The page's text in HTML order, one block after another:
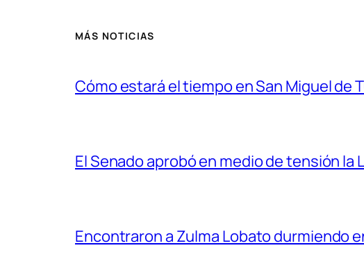
MÁS NOTICIAS
Cómo estará el tiempo en San Miguel de
El Senado aprobó en medio de tensión
Encontraron a Zulma Lobato durmiendo